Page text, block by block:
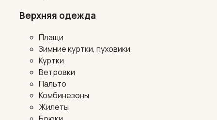
Верхняя одежда
Плащи
Зимние куртки, пуховики
Куртки
Ветровки
Пальто
Комбинезоны
Жилеты